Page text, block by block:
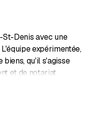
Denis avec une
expérimentée,
qu'il s'agisse
et de notariat.